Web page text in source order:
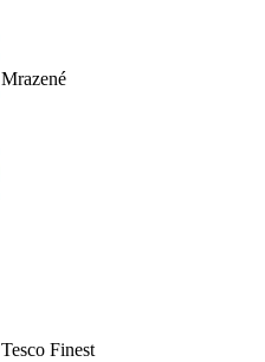
Mrazené
Tesco Finest